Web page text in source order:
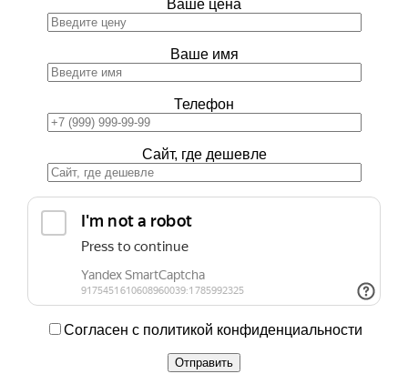
Ваше цена
Ваше имя
Телефон
Сайт, где дешевле
Согласен с политикой конфиденциальности